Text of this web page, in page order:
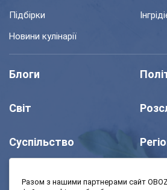
Підбірки
Новини кулінарії
Блоги
Світ
Суспільство
Разом з нашими партнерами сайт